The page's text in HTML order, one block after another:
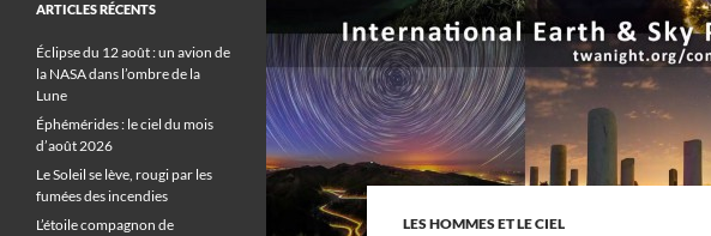
LES HOMMES ET LE CIEL
ARTICLES RÉCENTS
Éclipse du 12 août : un avion de
la NASA dans l’ombre de la
Lune
Éphémérides : le ciel du mois
d’août 2026
Le Soleil se lève, rougi par les
fumées des incendies
L’étoile compagnon de